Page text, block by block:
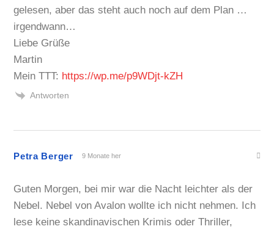
gelesen, aber das steht auch noch auf dem Plan …
irgendwann…
Liebe Grüße
Martin
Mein TTT: https://wp.me/p9WDjt-kZH
Antworten
Petra Berger 9 Monate her
Guten Morgen, bei mir war die Nacht leichter als der
Nebel. Nebel von Avalon wollte ich nicht nehmen. Ich
lese keine skandinavischen Krimis oder Thriller,